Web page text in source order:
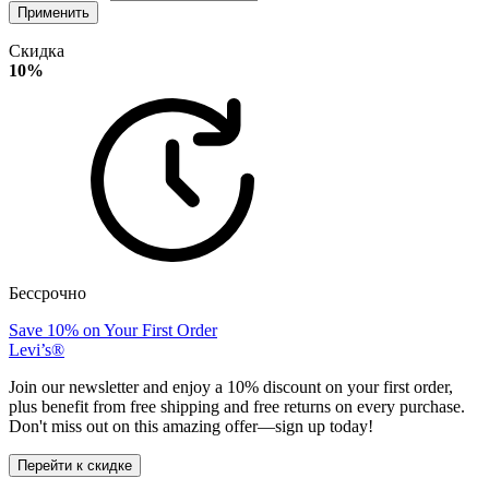
Применить
Скидка
10%
Бессрочно
Save 10% on Your First Order
Levi’s®
Join our newsletter and enjoy a 10% discount on your first order,
plus benefit from free shipping and free returns on every purchase.
Don't miss out on this amazing offer—sign up today!
Перейти к скидке